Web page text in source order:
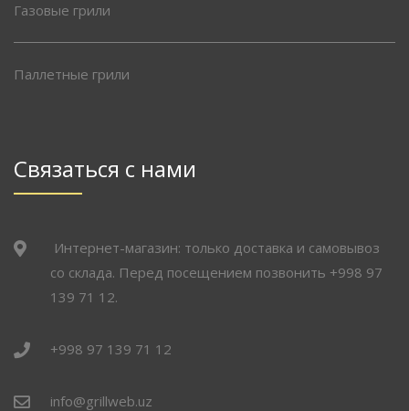
Газовые грили
Паллетные грили
Связаться с нами
Интернет-магазин: только доставка и самовывоз
со склада. Перед посещением позвонить +998 97
139 71 12.
+998 97 139 71 12
info@grillweb.uz